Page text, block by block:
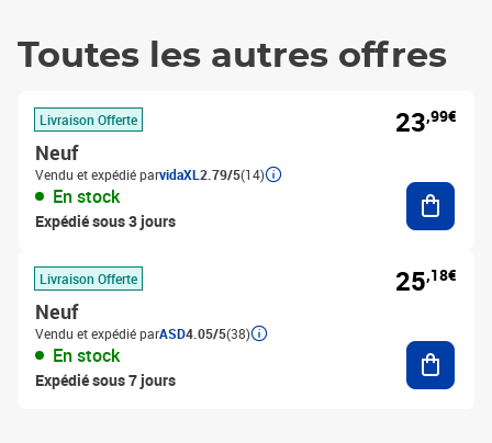
Toutes les autres offres
Livraison Offerte
Neuf
Vendu et expédié parvidaXL 2.79/5(14)
En stock
Expédié sous 3 jours
23,99€
Livraison Offerte
Neuf
Vendu et expédié parASD4.05/5(38)
En stock
Expédié sous 7 jours
25,18€